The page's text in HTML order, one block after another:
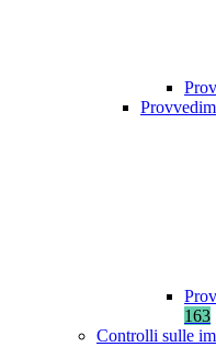
163
Controlli sulle